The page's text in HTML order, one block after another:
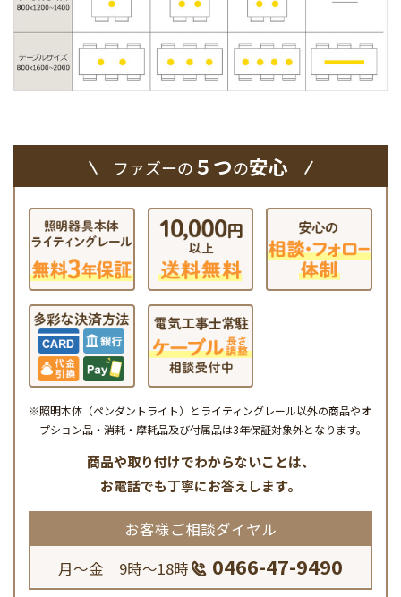
ファズーの５つの安心
※照明本体（ペンダントライト）とライティングレール以外の商品やオ
プション品・消耗・摩耗品及び付属品は3年保証対象外となります。
商品や取り付けでわからないことは、
お電話でも丁寧にお答えします。
お客様ご相談ダイヤル
月～金 9時～18時
0466-47-9490